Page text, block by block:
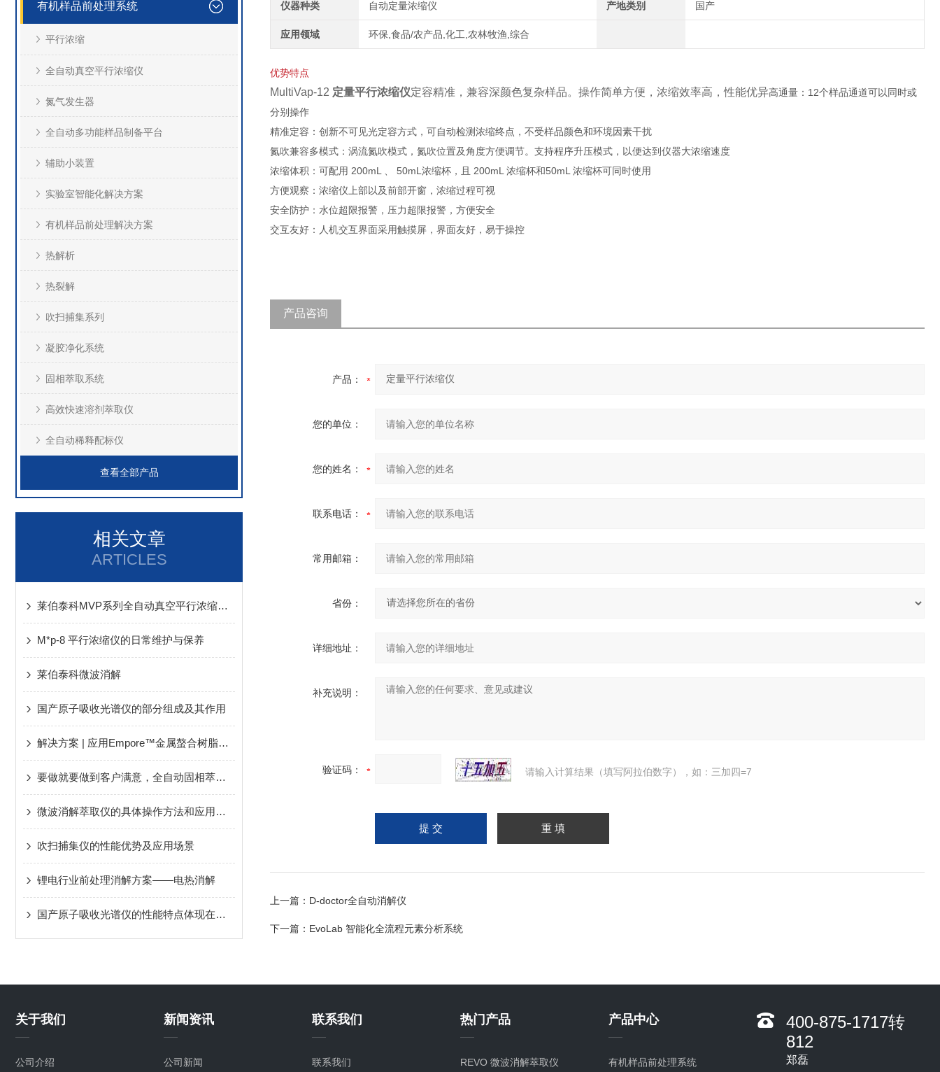
有机样品前处理系统
平行浓缩
全自动真空平行浓缩仪
氮气发生器
全自动多功能样品制备平台
辅助小装置
实验室智能化解决方案
有机样品前处理解决方案
热解析
热裂解
吹扫捕集系列
凝胶净化系统
固相萃取系统
高效快速溶剂萃取仪
全自动稀释配标仪
查看全部产品
相关文章
ARTICLES
莱伯泰科MVP系列全自动真空平行浓缩仪成功获得欧盟CE认证
M*p-8 平行浓缩仪的日常维护与保养
莱伯泰科微波消解
国产原子吸收光谱仪的部分组成及其作用
解决方案 | 应用Empore™金属螯合树脂固相萃取柱建立高盐样品中铅金属离子的检测方法
要做就要做到客户满意，全自动固相萃取仪的性能做的很好
微波消解萃取仪的具体操作方法和应用场景
吹扫捕集仪的性能优势及应用场景
锂电行业前处理消解方案——电热消解
国产原子吸收光谱仪的性能特点体现在哪些方面？
仪器种类 自动定量浓缩仪 产地类别 国产
应用领域 环保,食品/农产品,化工,农林牧渔,综合
优势特点
MultiVap-12 定量平行浓缩仪定容精准，兼容深颜色复杂样品。操作简单方便，浓缩效率高，性能优异高通量：12个样品通道可以同时或
分别操作
精准定容：创新不可见光定容方式，可自动检测浓缩终点，不受样品颜色和环境因素干扰
氮吹兼容多模式：涡流氮吹模式，氮吹位置及角度方便调节。支持程序升压模式，以便达到仪器大浓缩速度
浓缩体积：可配用 200mL 、 50mL浓缩杯，且 200mL 浓缩杯和50mL 浓缩杯可同时使用
方便观察：浓缩仪上部以及前部开窗，浓缩过程可视
安全防护：水位超限报警，压力超限报警，方便安全
交互友好：人机交互界面采用触摸屏，界面友好，易于操控
产品咨询
产品：
您的单位：
您的姓名：
联系电话：
常用邮箱：
省份：
详细地址：
补充说明：
验证码： 请输入计算结果（填写阿拉伯数字），如：三加四=7
上一篇： D-doctor全自动消解仪
下一篇： EvoLab 智能化全流程元素分析系统
关于我们
公司介绍
新闻资讯
公司新闻
联系我们
联系我们
热门产品
REVO 微波消解萃取仪
产品中心
有机样品前处理系统
400-875-1717转
812
郑磊